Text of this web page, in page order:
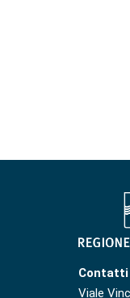
Contatti
Viale